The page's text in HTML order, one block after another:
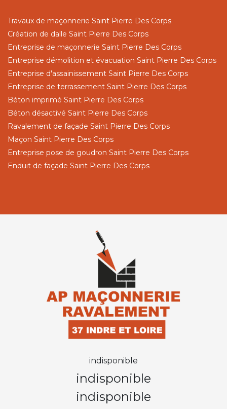
Travaux de maçonnerie Saint Pierre Des Corps
Création de dalle Saint Pierre Des Corps
Entreprise de maçonnerie Saint Pierre Des Corps
Entreprise démolition et évacuation Saint Pierre Des Corps
Entreprise d'assainissement Saint Pierre Des Corps
Entreprise de terrassement Saint Pierre Des Corps
Béton imprimé Saint Pierre Des Corps
Béton désactivé Saint Pierre Des Corps
Ravalement de façade Saint Pierre Des Corps
Maçon Saint Pierre Des Corps
Entreprise pose de goudron Saint Pierre Des Corps
Enduit de façade Saint Pierre Des Corps
indisponible
indisponible
indisponible